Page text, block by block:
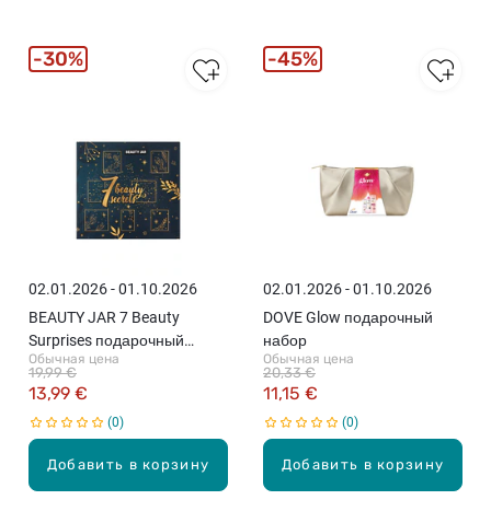
Добавить в корзину
02.01.2026 - 01.10.2026
BEAUTY JAR 7 Beauty
Surprises подарочный
комплект
Обычная цена
13,99 €
19,99 €
0
30%
Добавить в корзину
02.01.2026 - 01.10.2026
DOVE Glow подарочный
набор
Обычная цена
11,15 €
20,33 €
0
45%